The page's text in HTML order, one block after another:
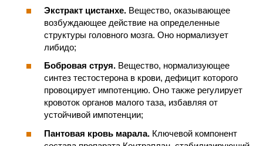
Экстракт цистанхе. Вещество, оказывающее
возбуждающее действие на определенные
структуры головного мозга. Оно нормализует
либидо;
Бобровая струя. Вещество, нормализующее
синтез тестостерона в крови, дефицит которого
провоцирует импотенцию. Оно также регулирует
кровоток органов малого таза, избавляя от
устойчивой импотенции;
Пантовая кровь марала. Ключевой компонент